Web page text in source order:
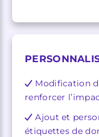
Modification
renforcer
Ajout et
étiquettes de